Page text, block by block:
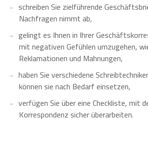
schreiben Sie zielführende
Nachfragen nimmt ab,
gelingt es Ihnen in Ihrer
mit negativen Gefühlen umzugehen,
Reklamationen und Mahnungen,
haben Sie verschiedene
können sie nach Bedarf einsetzen,
verfügen Sie über eine Checkliste, mit
Korrespondenz sicher überarbeiten.